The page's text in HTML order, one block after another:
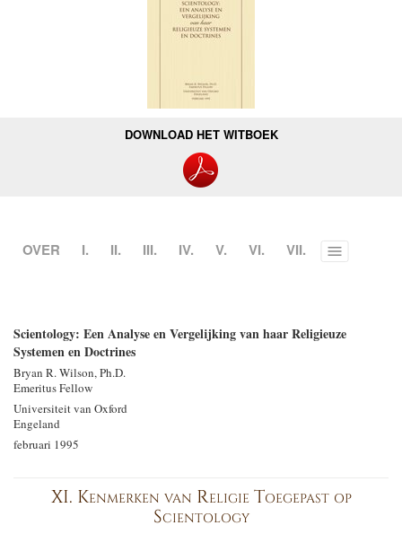
DOWNLOAD HET WITBOEK
OVER I. II. III. IV. V. VI. VII. Toggle
Scientology: Een Analyse en Vergelijking van haar Religieuze
Systemen en Doctrines
Bryan R. Wilson, Ph.D.
Emeritus Fellow
Universiteit van Oxford
Engeland
februari 1995
XI. Kenmerken van Religie Toegepast op
Scientology